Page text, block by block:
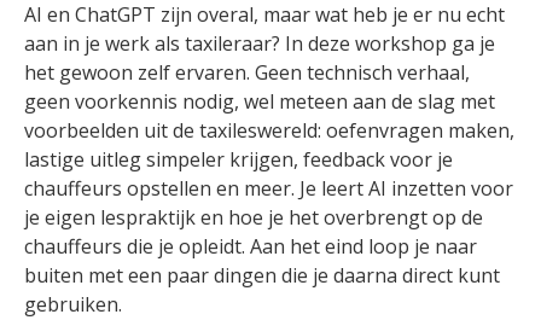
AI en ChatGPT zijn overal, maar wat heb je er nu echt
aan in je werk als taxileraar? In deze workshop ga je
het gewoon zelf ervaren. Geen technisch verhaal,
geen voorkennis nodig, wel meteen aan de slag met
voorbeelden uit de taxileswereld: oefenvragen maken,
lastige uitleg simpeler krijgen, feedback voor je
chauffeurs opstellen en meer. Je leert AI inzetten voor
je eigen lespraktijk en hoe je het overbrengt op de
chauffeurs die je opleidt. Aan het eind loop je naar
buiten met een paar dingen die je daarna direct kunt
gebruiken.